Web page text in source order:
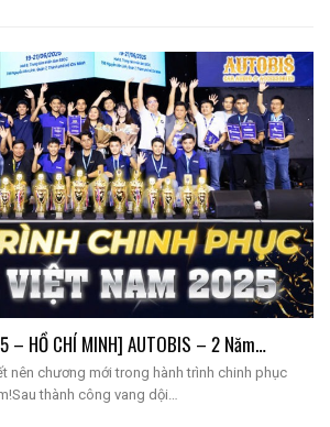
– HỒ CHÍ MINH] AUTOBIS – 2 Năm…
nên chương mới trong hành trình chinh phục
thành công vang dội…